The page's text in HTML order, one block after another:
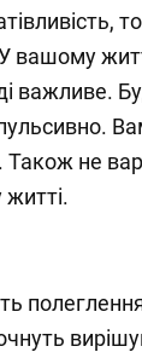
вашому
важливе.
Також не